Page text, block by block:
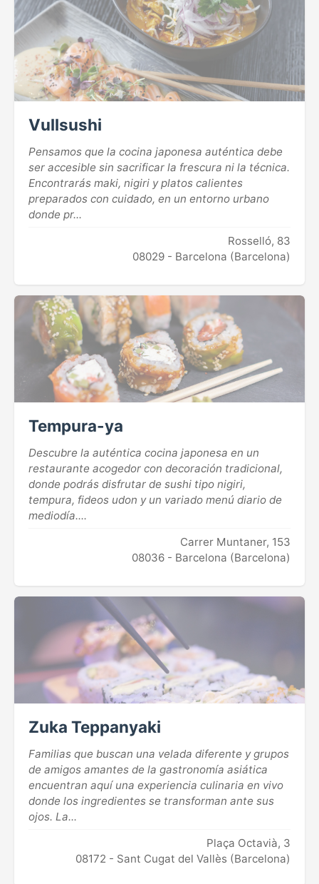
Vullsushi
Pensamos que la cocina japonesa auténtica debe
ser accesible sin sacrificar la frescura ni la técnica.
Encontrarás maki, nigiri y platos calientes
preparados con cuidado, en un entorno urbano
donde pr...
Rosselló, 83
08029 - Barcelona (Barcelona)
Tempura-ya
Descubre la auténtica cocina japonesa en un
restaurante acogedor con decoración tradicional,
donde podrás disfrutar de sushi tipo nigiri,
tempura, fideos udon y un variado menú diario de
mediodía....
Carrer Muntaner, 153
08036 - Barcelona (Barcelona)
Zuka Teppanyaki
Familias que buscan una velada diferente y grupos
de amigos amantes de la gastronomía asiática
encuentran aquí una experiencia culinaria en vivo
donde los ingredientes se transforman ante sus
ojos. La...
Plaça Octavià, 3
08172 - Sant Cugat del Vallès (Barcelona)